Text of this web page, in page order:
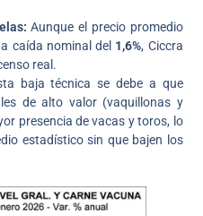
Aunque el precio promedio
caída nominal del 1,6%, Ciccra
real.
baja técnica se debe a que
de alto valor (vaquillonas y
presencia de vacas y toros, lo
estadístico sin que bajen los